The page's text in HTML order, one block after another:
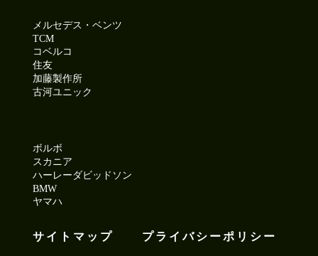
メルセデス・ベンツ
TCM
コベルコ
住友
加藤製作所
古河ユニック
ボルボ
スカニア
ハーレーダビッドソン
BMW
ヤマハ
サイトマップ プライバシーポリシー